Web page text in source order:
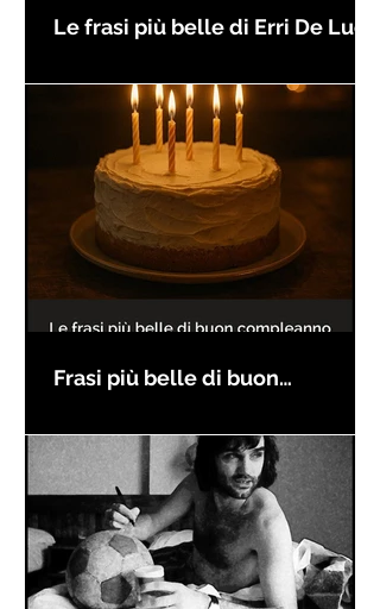
Le frasi più belle di Erri De Luca
Frasi più belle di buon